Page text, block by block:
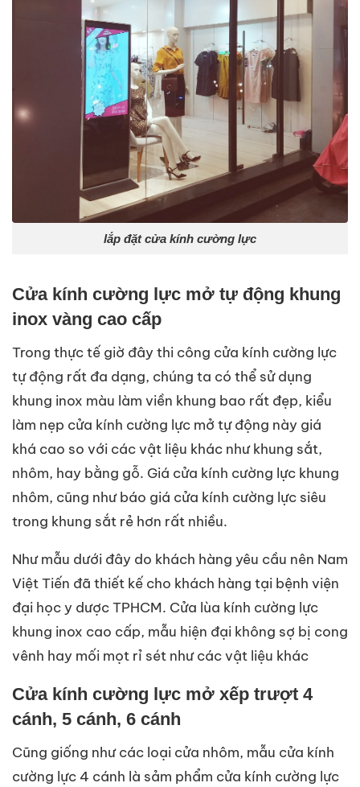
lắp đặt cửa kính cường lực
Cửa kính cường lực mở tự động khung
inox vàng cao cấp
Trong thực tế giờ đây thi công cửa kính cường lực
tự động rất đa dạng, chúng ta có thể sử dụng
khung inox màu làm viền khung bao rất đẹp, kiểu
làm nẹp cửa kính cường lực mở tự động này giá
khá cao so với các vật liệu khác như khung sắt,
nhôm, hay bằng gỗ. Giá cửa kính cường lực khung
nhôm, cũng như báo giá cửa kính cường lực siêu
trong khung sắt rẻ hơn rất nhiều.
Như mẫu dưới đây do khách hàng yêu cầu nên Nam
Việt Tiến đã thiết kế cho khách hàng tại bệnh viện
đại học y dược TPHCM. Cửa lùa kính cường lực
khung inox cao cấp, mẫu hiện đại không sợ bị cong
vênh hay mối mọt rỉ sét như các vật liệu khác
Cửa kính cường lực mở xếp trượt 4
cánh, 5 cánh, 6 cánh
Cũng giống như các loại cửa nhôm, mẫu cửa kính
cường lực 4 cánh là sảm phẩm cửa kính cường lực